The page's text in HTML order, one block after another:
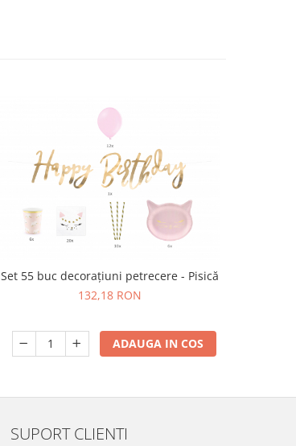
Set 55 buc decorațiuni petrecere - Pisică
132,18 RON
ADAUGA IN COS
SUPORT CLIENTI